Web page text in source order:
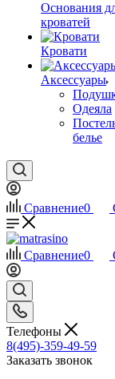
Основания
кроватей
Кровати
Аксессуары
Одеяла
белье
Сравнение0
Сравнение0
Телефоны
8(495)-359-49-59
Заказать звонок